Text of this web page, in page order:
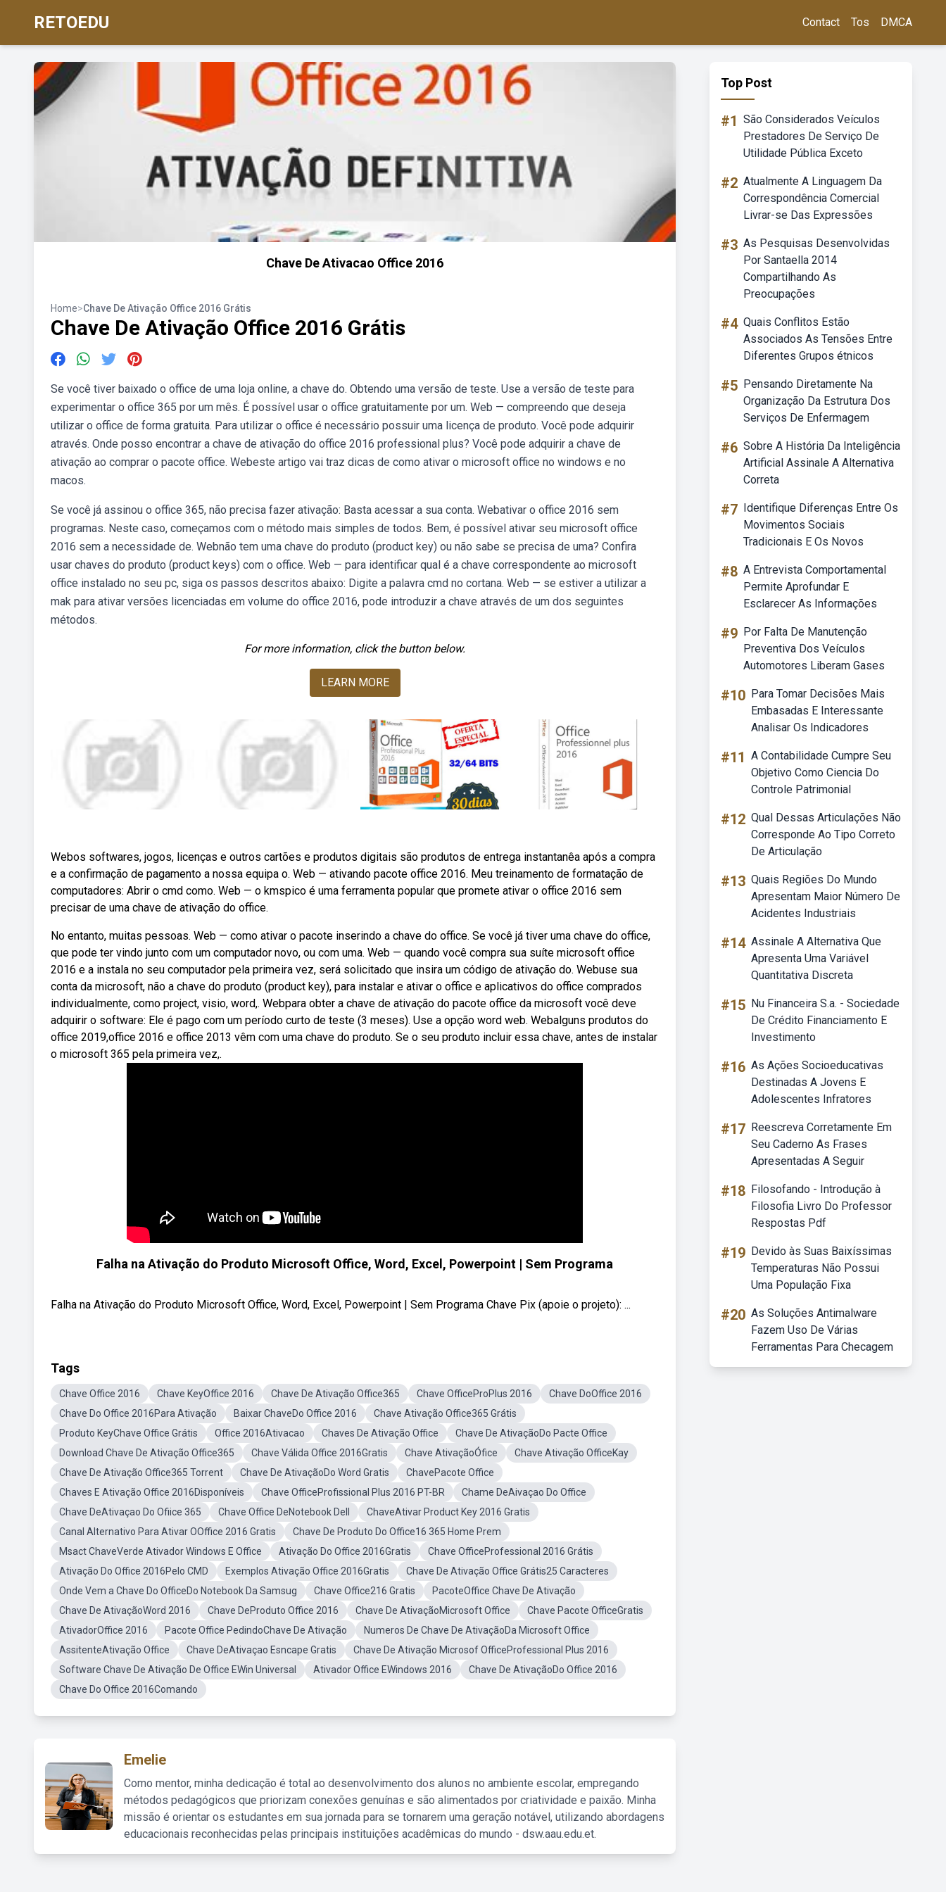
RETOEDU Contact Tos DMCA
Chave De Ativacao Office 2016
Home>Chave De Ativação Office 2016 Grátis
Chave De Ativação Office 2016 Grátis
Se você tiver baixado o office de uma loja online, a chave do. Obtendo uma versão de teste. Use a versão de teste para
experimentar o office 365 por um mês. É possível usar o office gratuitamente por um. Web — compreendo que deseja
utilizar o office de forma gratuita. Para utilizar o office é necessário possuir uma licença de produto. Você pode adquirir
através. Onde posso encontrar a chave de ativação do office 2016 professional plus? Você pode adquirir a chave de
ativação ao comprar o pacote office. Webeste artigo vai traz dicas de como ativar o microsoft office no windows e no
macos.
Se você já assinou o office 365, não precisa fazer ativação: Basta acessar a sua conta. Webativar o office 2016 sem
programas. Neste caso, começamos com o método mais simples de todos. Bem, é possível ativar seu microsoft office
2016 sem a necessidade de. Webnão tem uma chave do produto (product key) ou não sabe se precisa de uma? Confira
usar chaves do produto (product keys) com o office. Web — para identificar qual é a chave correspondente ao microsoft
office instalado no seu pc, siga os passos descritos abaixo: Digite a palavra cmd no cortana. Web — se estiver a utilizar a
mak para ativar versões licenciadas em volume do office 2016, pode introduzir a chave através de um dos seguintes
métodos.
For more information, click the button below.
LEARN MORE
Webos softwares, jogos, licenças e outros cartões e produtos digitais são produtos de entrega instantanêa após a compra
e a confirmação de pagamento a nossa equipa o. Web — ativando pacote office 2016. Meu treinamento de formatação de
computadores: Abrir o cmd como. Web — o kmspico é uma ferramenta popular que promete ativar o office 2016 sem
precisar de uma chave de ativação do office.
No entanto, muitas pessoas. Web — como ativar o pacote inserindo a chave do office. Se você já tiver uma chave do office,
que pode ter vindo junto com um computador novo, ou com uma. Web — quando você compra sua suíte microsoft office
2016 e a instala no seu computador pela primeira vez, será solicitado que insira um código de ativação do. Webuse sua
conta da microsoft, não a chave do produto (product key), para instalar e ativar o office e aplicativos do office comprados
individualmente, como project, visio, word,. Webpara obter a chave de ativação do pacote office da microsoft você deve
adquirir o software: Ele é pago com um período curto de teste (3 meses). Use a opção word web. Webalguns produtos do
office 2019,office 2016 e office 2013 vêm com uma chave do produto. Se o seu produto incluir essa chave, antes de instalar
o microsoft 365 pela primeira vez,.
Falha na Ativação do Produto Microsoft Office, Word, Excel, Powerpoint | Sem Programa
Falha na Ativação do Produto Microsoft Office, Word, Excel, Powerpoint | Sem Programa Chave Pix (apoie o projeto): ...
Tags
Chave Office 2016 Chave KeyOffice 2016 Chave De Ativação Office365 Chave OfficeProPlus 2016
Chave DoOffice 2016
Chave Do Office 2016Para Ativação
Baixar ChaveDo Office 2016
Chave Ativação Office365 Grátis
Produto KeyChave Office Grátis
Office 2016Ativacao Chaves De Ativação Office
Chave De AtivaçãoDo Pacte Office
Download Chave De Ativação Office365
Chave Válida Office 2016Gratis Chave AtivaçãoÓfice
Chave Ativação OfficeKay
Chave De Ativação Office365 Torrent
Chave De AtivaçãoDo Word Gratis
ChavePacote Office
Chaves E Ativação Office 2016Disponíveis
Chave OfficeProfissional Plus 2016 PT-BR
Chame DeAivaçao Do Office
Chave DeAtivaçao Do Ofiice 365
Chave Office DeNotebook Dell
ChaveAtivar Product Key 2016 Gratis
Canal Alternativo Para Ativar OOffice 2016 Gratis
Chave De Produto Do Office16 365 Home Prem
Msact ChaveVerde Ativador Windows E Office
Ativação Do Office 2016Gratis
Chave OfficeProfessional 2016 Grátis
Ativação Do Office 2016Pelo CMD
Exemplos Ativação Office 2016Gratis
Chave De Ativação Office Grátis25 Caracteres
Onde Vem a Chave Do OfficeDo Notebook Da Samsug
Chave Office216 Gratis
PacoteOffice Chave De Ativação
Chave De AtivaçãoWord 2016
Chave DeProduto Office 2016 Chave De AtivaçãoMicrosoft Office
Chave Pacote OfficeGratis
AtivadorOffice 2016
Pacote Office PedindoChave De Ativação
Numeros De Chave De AtivaçãoDa Microsoft Office
AssitenteAtivação Office
Chave DeAtivaçao Esncape Gratis
Chave De Ativação Microsof OfficeProfessional Plus 2016
Software Chave De Ativação De Office EWin Universal
Ativador Office EWindows 2016
Chave De AtivaçãoDo Office 2016
Chave Do Office 2016Comando
Emelie
Como mentor, minha dedicação é total ao desenvolvimento dos alunos no ambiente escolar, empregando
métodos pedagógicos que priorizam conexões genuínas e são alimentados por criatividade e paixão. Minha
missão é orientar os estudantes em sua jornada para se tornarem uma geração notável, utilizando abordagens
educacionais reconhecidas pelas principais instituições acadêmicas do mundo - dsw.aau.edu.et.
Top Post
#1 São Considerados Veículos
Prestadores De Serviço De
Utilidade Pública Exceto
#2 Atualmente A Linguagem Da
Correspondência Comercial
Livrar-se Das Expressões
#3 As Pesquisas Desenvolvidas
Por Santaella 2014
Compartilhando As
Preocupações
#4 Quais Conflitos Estão
Associados As Tensões Entre
Diferentes Grupos étnicos
#5 Pensando Diretamente Na
Organização Da Estrutura Dos
Serviços De Enfermagem
#6 Sobre A História Da Inteligência
Artificial Assinale A Alternativa
Correta
#7 Identifique Diferenças Entre Os
Movimentos Sociais
Tradicionais E Os Novos
#8 A Entrevista Comportamental
Permite Aprofundar E
Esclarecer As Informações
#9 Por Falta De Manutenção
Preventiva Dos Veículos
Automotores Liberam Gases
#10 Para Tomar Decisões Mais
Embasadas E Interessante
Analisar Os Indicadores
#11 A Contabilidade Cumpre Seu
Objetivo Como Ciencia Do
Controle Patrimonial
#12 Qual Dessas Articulações Não
Corresponde Ao Tipo Correto
De Articulação
#13 Quais Regiões Do Mundo
Apresentam Maior Número De
Acidentes Industriais
#14 Assinale A Alternativa Que
Apresenta Uma Variável
Quantitativa Discreta
#15 Nu Financeira S.a. - Sociedade
De Crédito Financiamento E
Investimento
#16 As Ações Socioeducativas
Destinadas A Jovens E
Adolescentes Infratores
#17 Reescreva Corretamente Em
Seu Caderno As Frases
Apresentadas A Seguir
#18 Filosofando - Introdução à
Filosofia Livro Do Professor
Respostas Pdf
#19 Devido às Suas Baixíssimas
Temperaturas Não Possui
Uma População Fixa
#20 As Soluções Antimalware
Fazem Uso De Várias
Ferramentas Para Checagem